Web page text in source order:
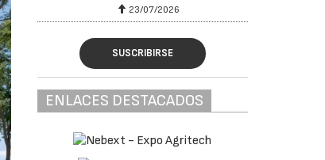
23/07/2026
SUSCRIBIRSE
ENLACES DESTACADOS